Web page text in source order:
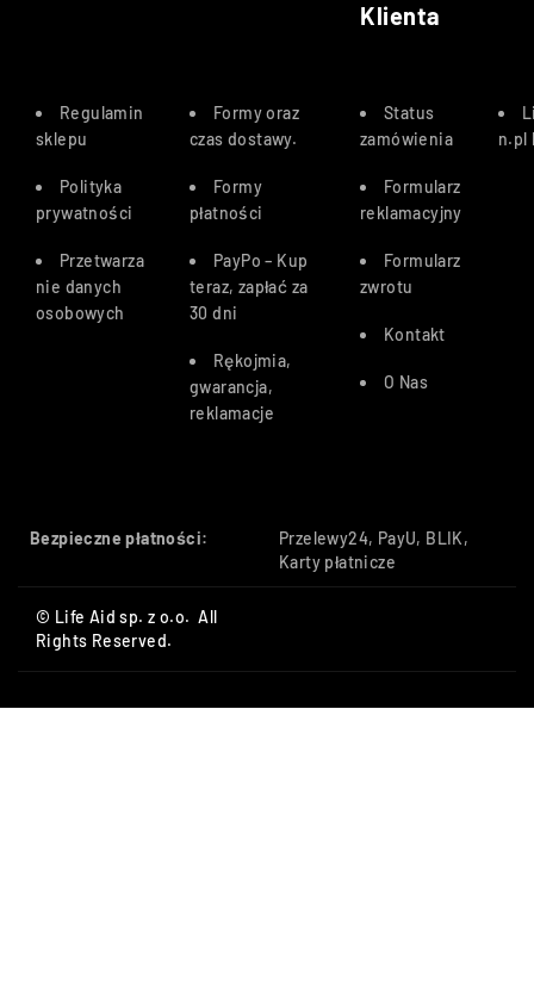
Klienta
Regulamin
sklepu
Polityka
prywatności
Przetwarza
nie danych
osobowych
Formy oraz
czas dostawy.
Formy
płatności
PayPo – Kup
teraz, zapłać za
30 dni
Rękojmia,
gwarancja,
reklamacje
Status
zamówienia
Formularz
reklamacyjny
Formularz
zwrotu
Kontakt
O Nas
n.pl
Bezpieczne płatności:
Przelewy24, PayU, BLIK,
Karty płatnicze
© Life Aid sp. z o.o. All
Rights Reserved.